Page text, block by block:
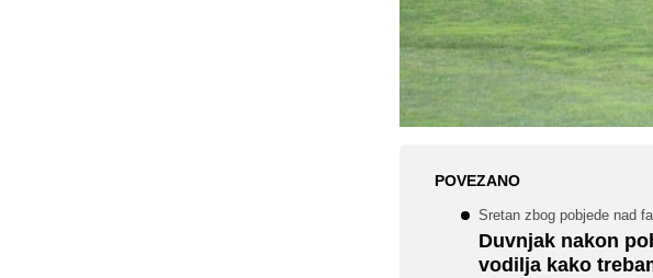
POVEZANO
Sretan zbog pobjede nad
Duvnjak nakon
vodilja kako